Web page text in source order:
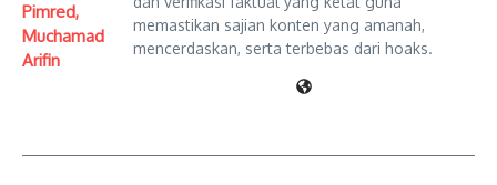
Pimred,
Muchamad
Arifin
memastikan sajian konten yang amanah,
mencerdaskan, serta terbebas dari hoaks.